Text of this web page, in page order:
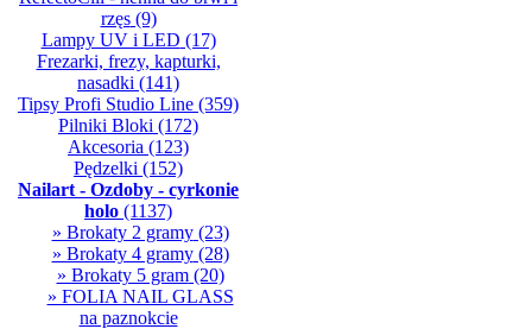
rzęs(9)
Lampy UV i LED (17)
Frezarki, frezy, kapturki,
nasadki (141)
Tipsy Profi Studio Line (359)
Pilniki Bloki (172)
Akcesoria (123)
Pędzelki (152)
Nailart - Ozdoby - cyrkonie
holo (1137)
» Brokaty 2 gramy(23)
» Brokaty 4 gramy(28)
» Brokaty 5 gram(20)
» FOLIA NAIL GLASS
na paznokcie